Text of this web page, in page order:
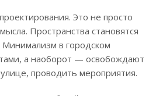
Это не просто
Пространства становятся
в городском
а наоборот — освобождают
проводить мероприятия.